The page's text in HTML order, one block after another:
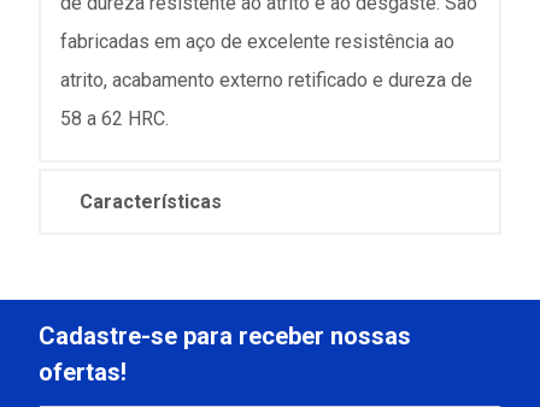
fabricadas em aço de excelente resistência ao
atrito, acabamento externo retificado e dureza de
58 a 62 HRC.
Características
Cadastre-se para receber nossas
ofertas!